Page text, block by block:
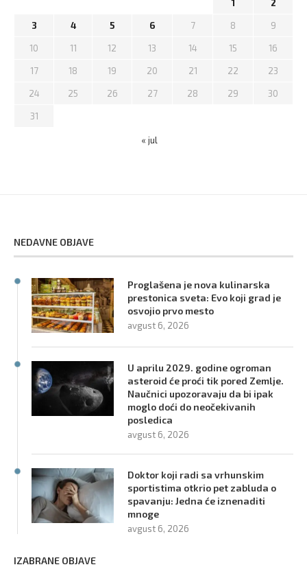
1 2
3 4 5 6 7 8 9
10 11 12 13 14 15 16
17 18 19 20 21 22 23
24 25 26 27 28 29 30
31
« jul
NEDAVNE OBJAVE
Proglašena je nova kulinarska
prestonica sveta: Evo koji grad je
osvojio prvo mesto
avgust 6, 2026
U aprilu 2029. godine ogroman
asteroid će proći tik pored Zemlje.
Naučnici upozoravaju da bi ipak
moglo doći do neočekivanih
posledica
avgust 6, 2026
Doktor koji radi sa vrhunskim
sportistima otkrio pet zabluda o
spavanju: Jedna će iznenaditi
mnoge
avgust 6, 2026
IZABRANE OBJAVE